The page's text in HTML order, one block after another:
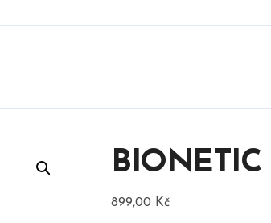
BIONETIC
899,00 Kč